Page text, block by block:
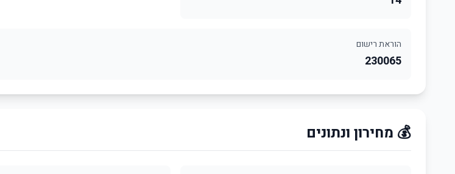
הוראת רישום
230065
💰 מחירון ונתונים